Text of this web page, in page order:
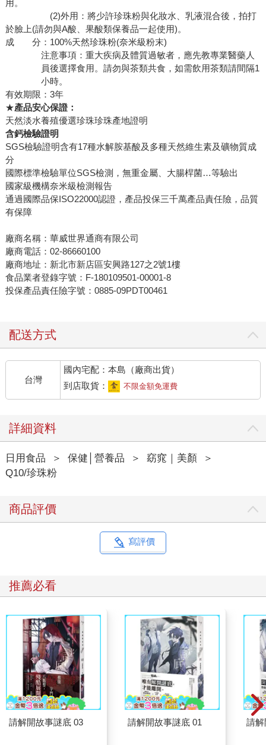
用。
(2)外用：將少許珍珠粉與化妝水、乳液混合後，拍打
於臉上(請勿與A酸、果酸類保養品一起使用)。
成 分：100%天然珍珠粉(奈米級粉末)
注意事項：重大疾病及體質過敏者，應先教專業醫藥人
員後選擇食用。請勿與茶類共食，如需飲用茶類請間隔1
小時。
有效期限：3年
★產品安心保證：
天然淡水養殖優選珍珠珍珠產地證明
含鈣檢驗證明
SGS檢驗證明含有17種水解胺基酸及多種天然維生素及礦物質成
分
國際標準檢驗單位SGS檢測，無重金屬、大腸桿菌…等驗出
國家級機構奈米級檢測報告
通過國際品保ISO22000認證，產品投保三千萬產品責任險，品質
有保障
廠商名稱：華威世界通商有限公司
廠商電話：02-86660100
廠商地址：新北市新店區安興路127之2號1樓
食品業者登錄字號：F-180109501-00001-8
投保產品責任險字號：0885-09PDT00461
配送方式
台灣
國內宅配：本島（廠商出貨）
到店取貨：
不限金額免運費
詳細資料
日用食品 ＞ 保健│營養品 ＞ 窈窕｜美顏
＞
Q10/珍珠粉
商品評價
寫評價
推薦必看
請解開故事謎底 03 請解開故事謎底 01 請解